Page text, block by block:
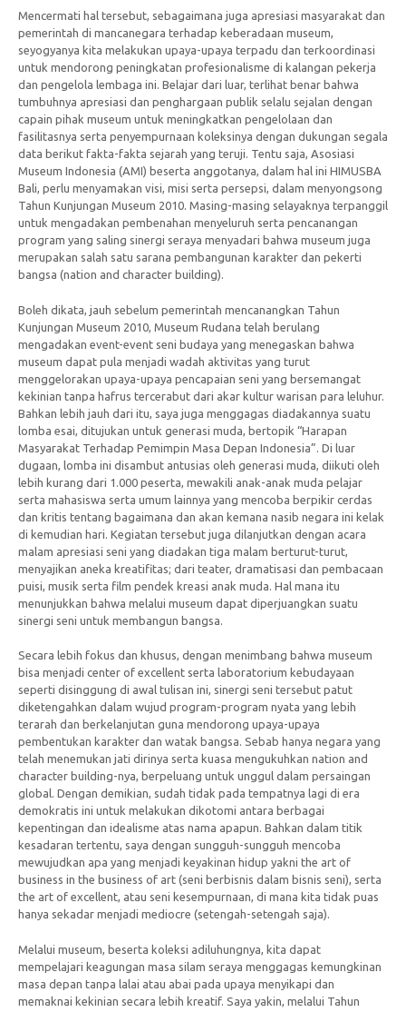
Mencermati hal tersebut, sebagaimana juga apresiasi masyarakat dan
pemerintah di mancanegara terhadap keberadaan museum,
seyogyanya kita melakukan upaya-upaya terpadu dan terkoordinasi
untuk mendorong peningkatan profesionalisme di kalangan pekerja
dan pengelola lembaga ini. Belajar dari luar, terlihat benar bahwa
tumbuhnya apresiasi dan penghargaan publik selalu sejalan dengan
capain pihak museum untuk meningkatkan pengelolaan dan
fasilitasnya serta penyempurnaan koleksinya dengan dukungan segala
data berikut fakta-fakta sejarah yang teruji. Tentu saja, Asosiasi
Museum Indonesia (AMI) beserta anggotanya, dalam hal ini HIMUSBA
Bali, perlu menyamakan visi, misi serta persepsi, dalam menyongsong
Tahun Kunjungan Museum 2010. Masing-masing selayaknya terpanggil
untuk mengadakan pembenahan menyeluruh serta pencanangan
program yang saling sinergi seraya menyadari bahwa museum juga
merupakan salah satu sarana pembangunan karakter dan pekerti
bangsa (nation and character building).
Boleh dikata, jauh sebelum pemerintah mencanangkan Tahun
Kunjungan Museum 2010, Museum Rudana telah berulang
mengadakan event-event seni budaya yang menegaskan bahwa
museum dapat pula menjadi wadah aktivitas yang turut
menggelorakan upaya-upaya pencapaian seni yang bersemangat
kekinian tanpa hafrus tercerabut dari akar kultur warisan para leluhur.
Bahkan lebih jauh dari itu, saya juga menggagas diadakannya suatu
lomba esai, ditujukan untuk generasi muda, bertopik “Harapan
Masyarakat Terhadap Pemimpin Masa Depan Indonesia”. Di luar
dugaan, lomba ini disambut antusias oleh generasi muda, diikuti oleh
lebih kurang dari 1.000 peserta, mewakili anak-anak muda pelajar
serta mahasiswa serta umum lainnya yang mencoba berpikir cerdas
dan kritis tentang bagaimana dan akan kemana nasib negara ini kelak
di kemudian hari. Kegiatan tersebut juga dilanjutkan dengan acara
malam apresiasi seni yang diadakan tiga malam berturut-turut,
menyajikan aneka kreatifitas; dari teater, dramatisasi dan pembacaan
puisi, musik serta film pendek kreasi anak muda. Hal mana itu
menunjukkan bahwa melalui museum dapat diperjuangkan suatu
sinergi seni untuk membangun bangsa.
Secara lebih fokus dan khusus, dengan menimbang bahwa museum
bisa menjadi center of excellent serta laboratorium kebudayaan
seperti disinggung di awal tulisan ini, sinergi seni tersebut patut
diketengahkan dalam wujud program-program nyata yang lebih
terarah dan berkelanjutan guna mendorong upaya-upaya
pembentukan karakter dan watak bangsa. Sebab hanya negara yang
telah menemukan jati dirinya serta kuasa mengukuhkan nation and
character building-nya, berpeluang untuk unggul dalam persaingan
global. Dengan demikian, sudah tidak pada tempatnya lagi di era
demokratis ini untuk melakukan dikotomi antara berbagai
kepentingan dan idealisme atas nama apapun. Bahkan dalam titik
kesadaran tertentu, saya dengan sungguh-sungguh mencoba
mewujudkan apa yang menjadi keyakinan hidup yakni the art of
business in the business of art (seni berbisnis dalam bisnis seni), serta
the art of excellent, atau seni kesempurnaan, di mana kita tidak puas
hanya sekadar menjadi mediocre (setengah-setengah saja).
Melalui museum, beserta koleksi adiluhungnya, kita dapat
mempelajari keagungan masa silam seraya menggagas kemungkinan
masa depan tanpa lalai atau abai pada upaya menyikapi dan
memaknai kekinian secara lebih kreatif. Saya yakin, melalui Tahun